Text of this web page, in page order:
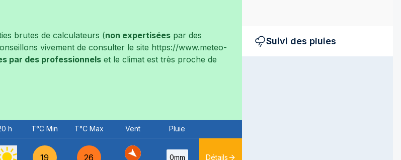
brutes de calculateurs (non expertisées par des
vivement de consulter le site https://www.meteo-
par des professionnels et le climat est très proche de
h T°C Min T°C Max Vent Pluie
19 26 0mm Détails
Suivi des pluies